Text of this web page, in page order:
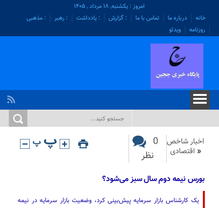
امروز : یکشنبه, ۱۸ مرداد , ۱۴۰۵
خانه
درباره ما تماس با ما : گزارش : یادداشت : رهبر
: مذهبی
روزنامه
ویدئو
اخبار شاخص
« اقتصادی
0
نظر
بورس نیمه دوم سال سبز می‌شود؟
یک کارشناس بازار سرمایه پیش‌بینی کرد، وضعیت بازار سرمایه در نیمه